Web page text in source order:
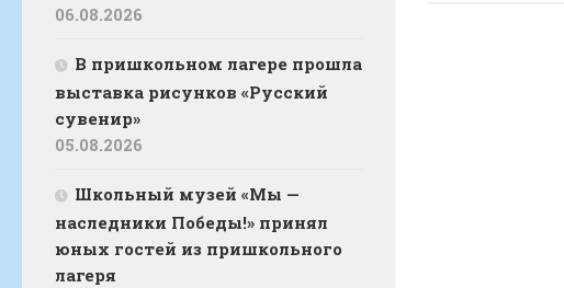
06.08.2026
В пришкольном лагере прошла
выставка рисунков «Русский
сувенир»
05.08.2026
Школьный музей «Мы —
наследники Победы!» принял
юных гостей из пришкольного
лагеря